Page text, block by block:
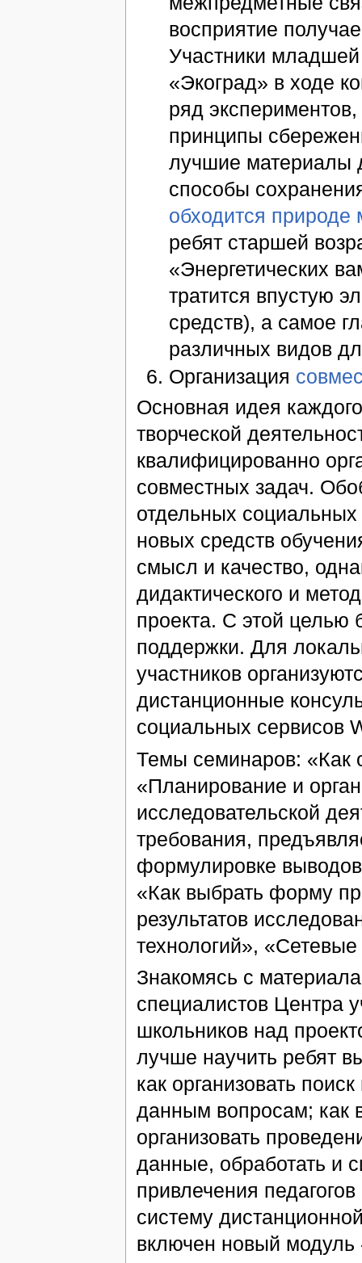
восприятие
Участники младшей
«Экоград» в ходе
ряд
принципы
лучшие материалы
способы
обходится
ребят старшей
«Энергетических
тратится впустую
средств), а самое
различных видов
Организация
Основная идея
творческой
квалифицированно
совместных задач.
отдельных
новых средств
смысл и качество,
дидактического и
проекта. С этой целью
поддержки. Для
участников
дистанционные
социальных сервисов
Темы семинаров: «Как
«Планирование и
исследовательской
требования,
формулировке
«Как выбрать форму
результатов
технологий»,
Знакомясь с
специалистов Центра
школьников над
лучше научить ребят
как организовать
данным вопросам; как
организовать
данные, обработать и
привлечения
систему
включен новый